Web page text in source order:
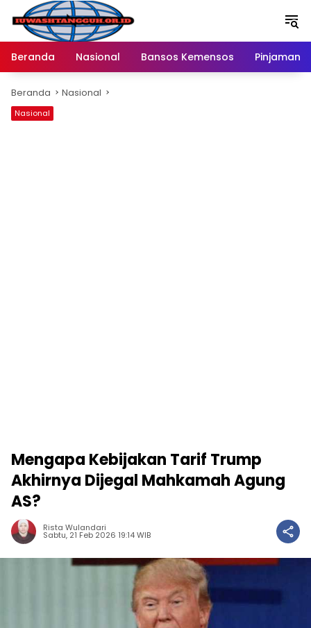
Langsung
konten
Beranda
Nasional Bansos Kemensos Pinjaman
Beranda Nasional
Nasional
Mengapa Kebijakan Tarif Trump
Akhirnya Dijegal Mahkamah Agung
AS?
Rista Wulandari
Sabtu, 21 Feb 2026 19:14 WIB